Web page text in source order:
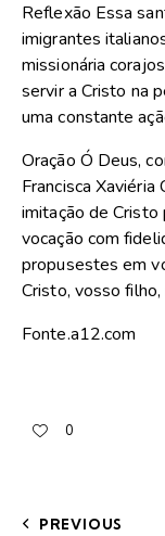
Reflexão Essa
imigrantes
missionária
servir a Cristo na
uma constante
Oração Ó Deus,
Francisca
imitação de Cristo
vocação com
propusestes em
Cristo, vosso
Fonte.a12.com
0
PREVIOUS